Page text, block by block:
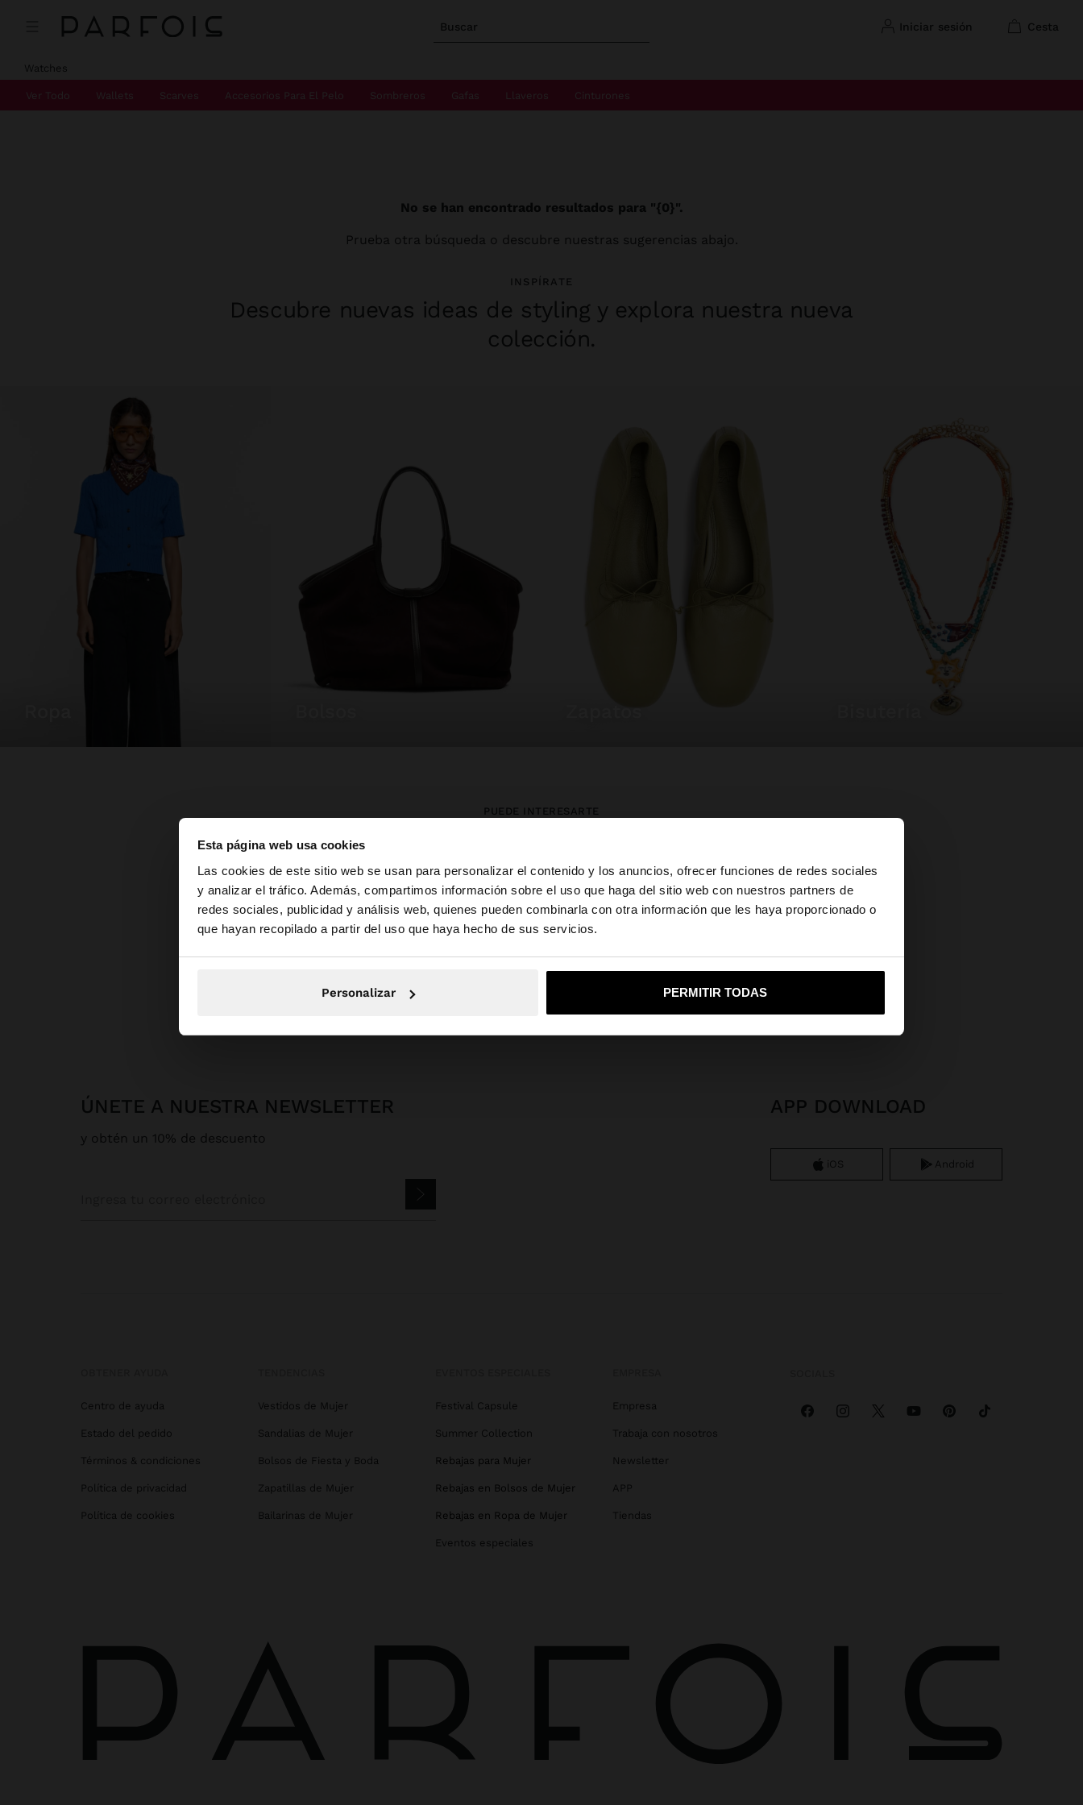
Esta página web usa cookies
Las cookies de este sitio web se usan para personalizar el contenido y los anuncios, ofrecer funciones de redes sociales
y analizar el tráfico. Además, compartimos información sobre el uso que haga del sitio web con nuestros partners de
redes sociales, publicidad y análisis web, quienes pueden combinarla con otra información que les haya proporcionado o
que hayan recopilado a partir del uso que haya hecho de sus servicios.
Personalizar PERMITIR TODAS
Buscar iniciar sesión cesta
hola ×
Estás accediendo a la web de España. ¿Quieres ir a la web de United States?
No, continuar en la web de España Sí, llévame a United States
Watches
Ver Todo Wallets Scarves Accesorios Para El Pelo Sombreros Gafas Llaveros Cinturones
No se han encontrado resultados para "{0}".
Prueba otra búsqueda o descubre nuestras sugerencias abajo.
INSPÍRATE
Descubre nuevas ideas de styling y explora nuestra nueva
colección.
PUEDE INTERESARTE
Bisutería
Zapatos
Carteras
Relojes
Personalizables Accesorios
ÚNETE A NUESTRA NEWSLETTER
y obtén un 10% de descuento
APP DOWNLOAD
iOS Android
Centro de ayuda
Estado del pedido
Términos & condiciones
Política de privacidad
Política de cookies
Vestidos de Mujer
Sandalias de Mujer
Bolsos de Fiesta y Boda
Zapatillas de Mujer
Bailarinas de Mujer
Festival Capsule
Summer Collection
Rebajas para Mujer
Rebajas en Bolsos de Mujer
Rebajas en Ropa de Mujer
Eventos especiales
Empresa
Trabaja con nosotros
Newsletter
APP
Tiendas